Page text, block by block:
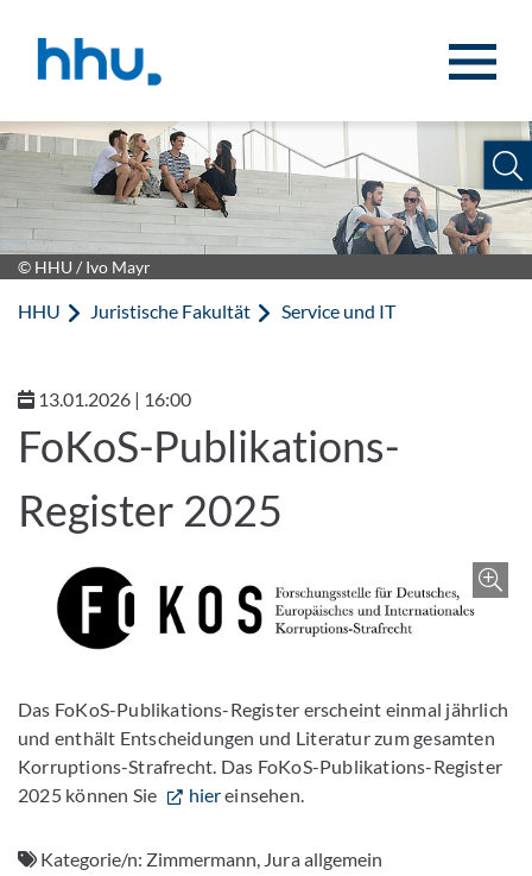
© HHU / Ivo Mayr
HHU Juristische Fakultät Service und IT
13.01.2026 | 16:00
FoKoS-Publikations-
Register 2025
Das FoKoS-Publikations-Register erscheint einmal jährlich
und enthält Entscheidungen und Literatur zum gesamten
Korruptions-Strafrecht. Das FoKoS-Publikations-Register
2025 können Sie
hiereinsehen.
Kategorie/n: Zimmermann, Jura allgemein